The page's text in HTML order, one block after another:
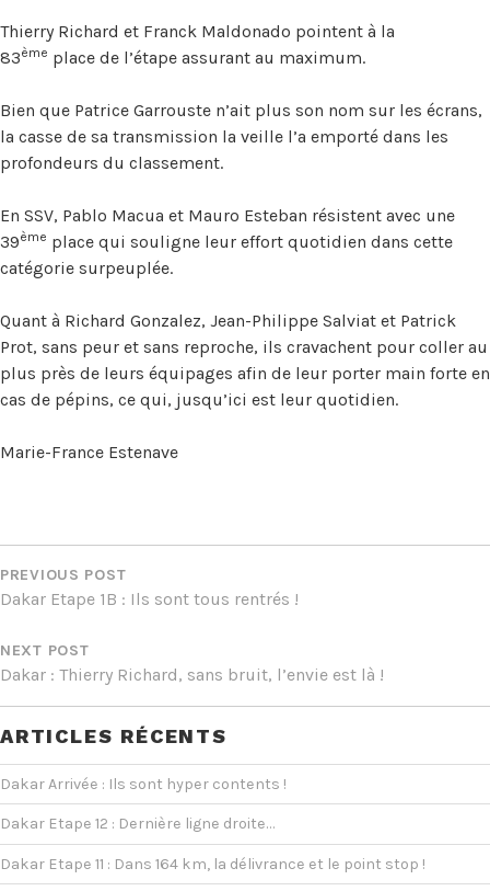
Thierry Richard et Franck Maldonado pointent à la
83ème place de l’étape assurant au maximum.
Bien que Patrice Garrouste n’ait plus son nom sur les écrans,
la casse de sa transmission la veille l’a emporté dans les
profondeurs du classement.
En SSV, Pablo Macua et Mauro Esteban résistent avec une
39ème place qui souligne leur effort quotidien dans cette
catégorie surpeuplée.
Quant à Richard Gonzalez, Jean-Philippe Salviat et Patrick
Prot, sans peur et sans reproche, ils cravachent pour coller au
plus près de leurs équipages afin de leur porter main forte en
cas de pépins, ce qui, jusqu’ici est leur quotidien.
Marie-France Estenave
NAVIGATION
DE
L’ARTICLE
PREVIOUS POST
Dakar Etape 1B : Ils sont tous rentrés !
NEXT POST
Dakar : Thierry Richard, sans bruit, l’envie est là !
ARTICLES RÉCENTS
Dakar Arrivée : Ils sont hyper contents !
Dakar Etape 12 : Dernière ligne droite…
Dakar Etape 11 : Dans 164 km, la délivrance et le point stop !